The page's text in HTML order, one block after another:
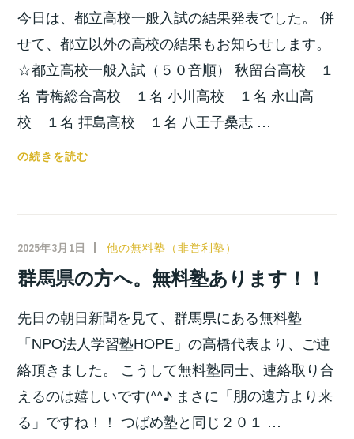
食
堂
開
催
し
し
之
今日は、都立高校一般入試の結果発表でした。 併
せて、都立以外の高校の結果もお知らせします。
☆都立高校一般入試（５０音順） 秋留台高校 １
名 青梅総合高校 １名 小川高校 １名 永山高
校 １名 拝島高校 １名 八王子桑志 …
都
試
の
果
に
つ
い
て
の続きを読む
2025年3月1日
小
位
之
他の無料塾（非営利塾）
群馬県の方へ。無料塾あります！！
先日の朝日新聞を見て、群馬県にある無料塾
「NPO法人学習塾HOPE」の高橋代表より、ご連
絡頂きました。 こうして無料塾同士、連絡取り合
えるのは嬉しいです(^^♪ まさに「朋の遠方より来
る」ですね！！ つばめ塾と同じ２０１ …